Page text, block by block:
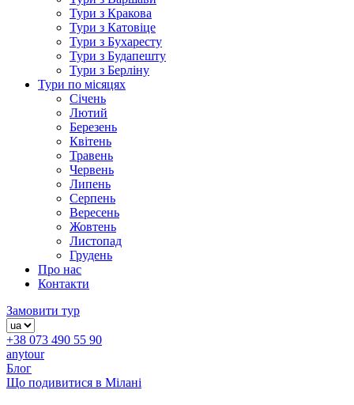
Тури з Кракова
Тури з Катовіце
Тури з Бухаресту
Тури з Будапешту
Тури з Берліну
Тури по місяцях
Січень
Лютий
Березень
Квітень
Травень
Червень
Липень
Серпень
Вересень
Жовтень
Листопад
Грудень
Про нас
Контакти
Замовити тур
+38 073 490 55 90
anytour
Блог
Що подивитися в Мілані